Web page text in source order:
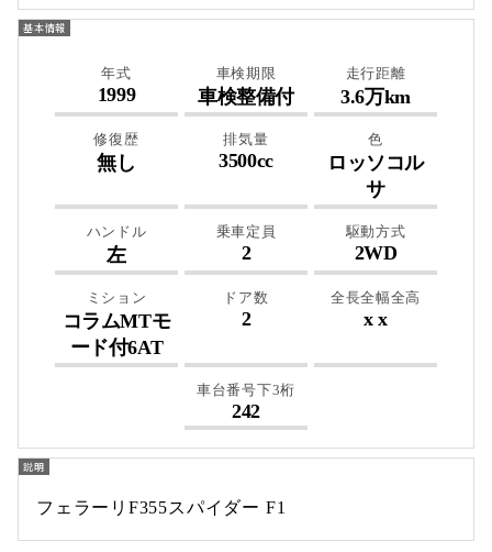
年式
1999
車検期限
車検整備付
走行距離
3.6万km
修復歴
無し
排気量
3500cc
色
ロッソコル
サ
ハンドル
左
乗車定員
2
駆動方式
2WD
ミション
コラムMTモ
ード付6AT
ドア数
2
全長全幅全高
x x
車台番号下3桁
242
フェラーリF355スパイダー F1